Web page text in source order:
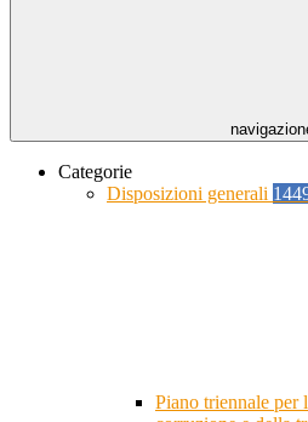
Categorie
Disposizioni generali
Piano triennale per